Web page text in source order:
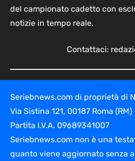
del campionato cadetto con
notizie in tempo reale.
Contattaci:
Seriebnews.com di proprietà di
Via Sistina 121, 00187 Roma
Partita I.V.A. 09689341007
Seriebnews.com non è una
quanto viene aggiornato senza